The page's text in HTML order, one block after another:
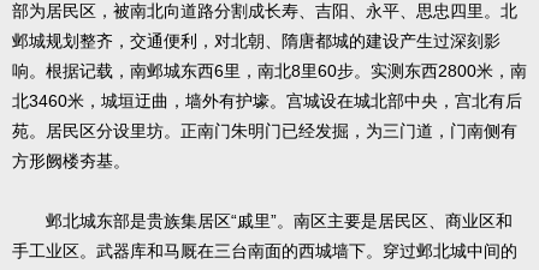
部为居民区，被南北向道路分割成长寿、吉阳、永平、思忠四里。北
邺城规划整齐，交通便利，对北朝、隋唐都城的建设产生过深刻影
响。根据记载，南邺城东西6里，南北8里60步。实测东西2800米，南
北3460米，城垣迂曲，墙外有护壕。宫城设在城北部中央，宫北有后
苑。居民区分设里坊。正南门朱明门已经发掘，为三门道，门南侧有
方形阙楼夯基。
邺北城东部是贵族集居区“戚里”。南区主要是居民区、商业区和
手工业区。武器库和马厩在三台南面的西城墙下。穿过邺北城中间的